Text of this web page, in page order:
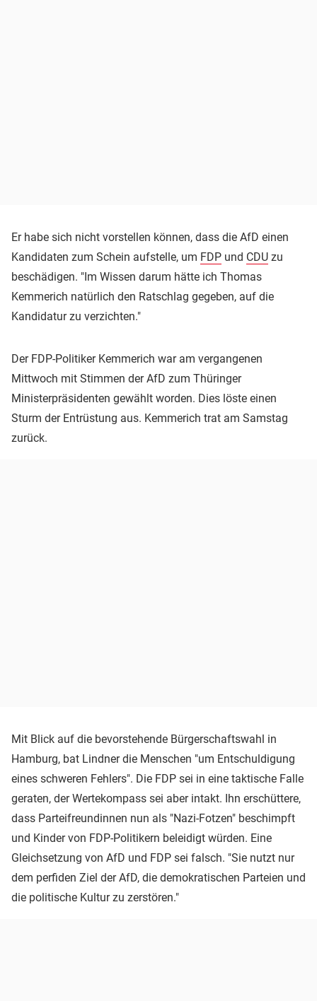
Er habe sich nicht vorstellen können, dass die AfD einen
Kandidaten zum Schein aufstelle, um FDP und CDU zu
beschädigen. "Im Wissen darum hätte ich Thomas
Kemmerich natürlich den Ratschlag gegeben, auf die
Kandidatur zu verzichten."
Der FDP-Politiker Kemmerich war am vergangenen
Mittwoch mit Stimmen der AfD zum Thüringer
Ministerpräsidenten gewählt worden. Dies löste einen
Sturm der Entrüstung aus. Kemmerich trat am Samstag
zurück.
Mit Blick auf die bevorstehende Bürgerschaftswahl in
Hamburg, bat Lindner die Menschen "um Entschuldigung
eines schweren Fehlers". Die FDP sei in eine taktische Falle
geraten, der Wertekompass sei aber intakt. Ihn erschüttere,
dass Parteifreundinnen nun als "Nazi-Fotzen" beschimpft
und Kinder von FDP-Politikern beleidigt würden. Eine
Gleichsetzung von AfD und FDP sei falsch. "Sie nutzt nur
dem perfiden Ziel der AfD, die demokratischen Parteien und
die politische Kultur zu zerstören."